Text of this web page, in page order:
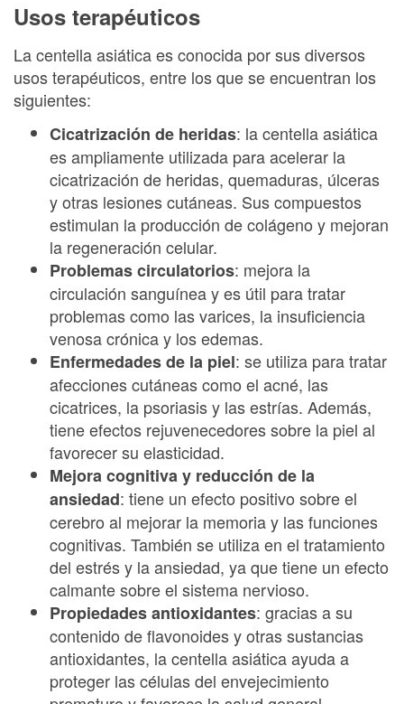
Usos terapéuticos
La centella asiática es conocida por sus diversos
usos terapéuticos, entre los que se encuentran los
siguientes:
Cicatrización de heridas: la centella asiática
es ampliamente utilizada para acelerar la
cicatrización de heridas, quemaduras, úlceras
y otras lesiones cutáneas. Sus compuestos
estimulan la producción de colágeno y mejoran
la regeneración celular.
Problemas circulatorios: mejora la
circulación sanguínea y es útil para tratar
problemas como las varices, la insuficiencia
venosa crónica y los edemas.
Enfermedades de la piel: se utiliza para tratar
afecciones cutáneas como el acné, las
cicatrices, la psoriasis y las estrías. Además,
tiene efectos rejuvenecedores sobre la piel al
favorecer su elasticidad.
Mejora cognitiva y reducción de la
ansiedad: tiene un efecto positivo sobre el
cerebro al mejorar la memoria y las funciones
cognitivas. También se utiliza en el tratamiento
del estrés y la ansiedad, ya que tiene un efecto
calmante sobre el sistema nervioso.
Propiedades antioxidantes: gracias a su
contenido de flavonoides y otras sustancias
antioxidantes, la centella asiática ayuda a
proteger las células del envejecimiento